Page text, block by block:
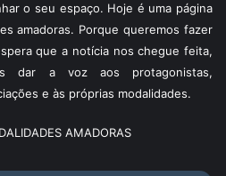
o seu espaço. Hoje é uma página
amadoras. Porque queremos fazer
que a notícia nos chegue feita,
dar a voz aos protagonistas,
e às próprias modalidades.
AMADORAS